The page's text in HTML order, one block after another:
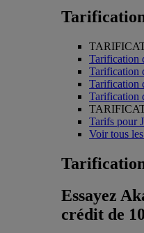
Tarification
Tarification
Tarification
Tarification
Tarifs pour
Voir tous
Essayez
crédit de